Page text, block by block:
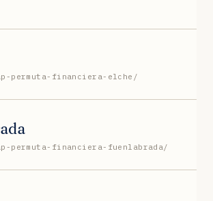
permuta-financiera-elche/
permuta-financiera-fuenlabrada/